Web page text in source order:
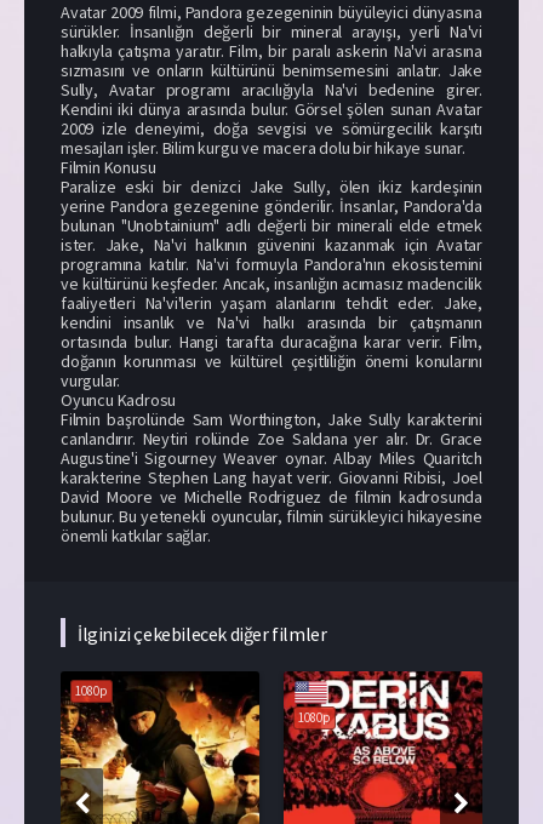
Avatar 2009 filmi, Pandora gezegeninin büyüleyici dünyasına
sürükler. İnsanlığın değerli bir mineral arayışı, yerli Na'vi
halkıyla çatışma yaratır. Film, bir paralı askerin Na'vi arasına
sızmasını ve onların kültürünü benimsemesini anlatır. Jake
Sully, Avatar programı aracılığıyla Na'vi bedenine girer.
Kendini iki dünya arasında bulur. Görsel şölen sunan Avatar
2009 izle deneyimi, doğa sevgisi ve sömürgecilik karşıtı
mesajları işler. Bilim kurgu ve macera dolu bir hikaye sunar.
Filmin Konusu
Paralize eski bir denizci Jake Sully, ölen ikiz kardeşinin
yerine Pandora gezegenine gönderilir. İnsanlar, Pandora'da
bulunan "Unobtainium" adlı değerli bir minerali elde etmek
ister. Jake, Na'vi halkının güvenini kazanmak için Avatar
programına katılır. Na'vi formuyla Pandora'nın ekosistemini
ve kültürünü keşfeder. Ancak, insanlığın acımasız madencilik
faaliyetleri Na'vi'lerin yaşam alanlarını tehdit eder. Jake,
kendini insanlık ve Na'vi halkı arasında bir çatışmanın
ortasında bulur. Hangi tarafta duracağına karar verir. Film,
doğanın korunması ve kültürel çeşitliliğin önemi konularını
vurgular.
Oyuncu Kadrosu
Filmin başrolünde Sam Worthington, Jake Sully karakterini
canlandırır. Neytiri rolünde Zoe Saldana yer alır. Dr. Grace
Augustine'i Sigourney Weaver oynar. Albay Miles Quaritch
karakterine Stephen Lang hayat verir. Giovanni Ribisi, Joel
David Moore ve Michelle Rodriguez de filmin kadrosunda
bulunur. Bu yetenekli oyuncular, filmin sürükleyici hikayesine
önemli katkılar sağlar.
İlginizi çekebilecek diğer filmler
1080p
1080p